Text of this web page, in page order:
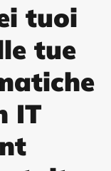
tuoi
tue
IT